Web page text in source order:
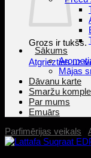
Grozs ir tukšs.
Atgriezties uz
Sākums
Mājas
Dāvanu karte
Smaržu
Par mums
Emuārs
Parfimērijas veikals